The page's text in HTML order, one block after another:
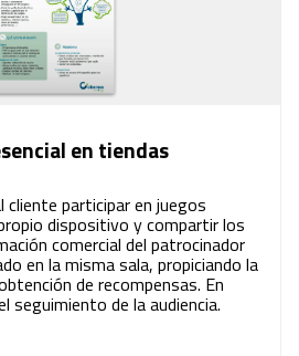
en tiendas
cliente participar en juegos
dispositivo y compartir los
comercial del patrocinador
en la misma sala, propiciando la
de recompensas. En
seguimiento de la audiencia.